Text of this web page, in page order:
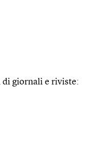
di giornali e riviste: